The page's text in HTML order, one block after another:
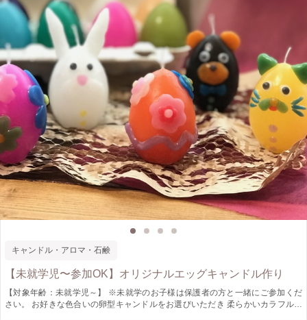
キャンドル・アロマ・石鹸
【未就学児〜参加OK】オリジナルエッグキャンドル作り
【対象年齢：未就学児～】 ※未就学のお子様は保護者の方と一緒にご参加くだ
さい。 お好きな色合いの卵型キャンドルをお選びいただき 柔らかいカラフルな